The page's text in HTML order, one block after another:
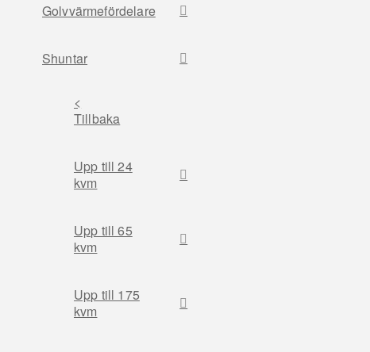
Golvvärmefördelare
Shuntar
<
Tillbaka
Upp till 24
kvm
Upp till 65
kvm
Upp till 175
kvm